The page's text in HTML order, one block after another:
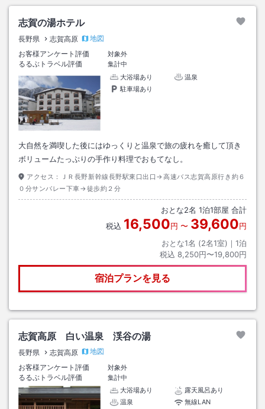
志賀の湯ホテル
長野県 志賀高原
地図
お客様アンケート評価
対象外
るるぶトラベル評価
集計中
大浴場あり
温泉
駐車場あり
大自然を満喫した後にはゆっくりと温泉で旅の疲れを癒して頂き
ボリュームたっぷりの手作り料理でおもてなし。
アクセス：
ＪＲ長野新幹線長野駅東口出口→高速バス志賀高原行き約６
０分サンバレー下車→徒歩約２分
おとな2名 1泊1部屋 合計
税込 16,500円 〜 39,600円
おとな1名 (2名1室)｜ 1泊
税込 8,250円〜19,800円
宿泊プランを見る
志賀高原 白い温泉 渓谷の湯
長野県 志賀高原
地図
お客様アンケート評価
対象外
るるぶトラベル評価
集計中
大浴場あり
露天風呂あり
温泉
無線LAN